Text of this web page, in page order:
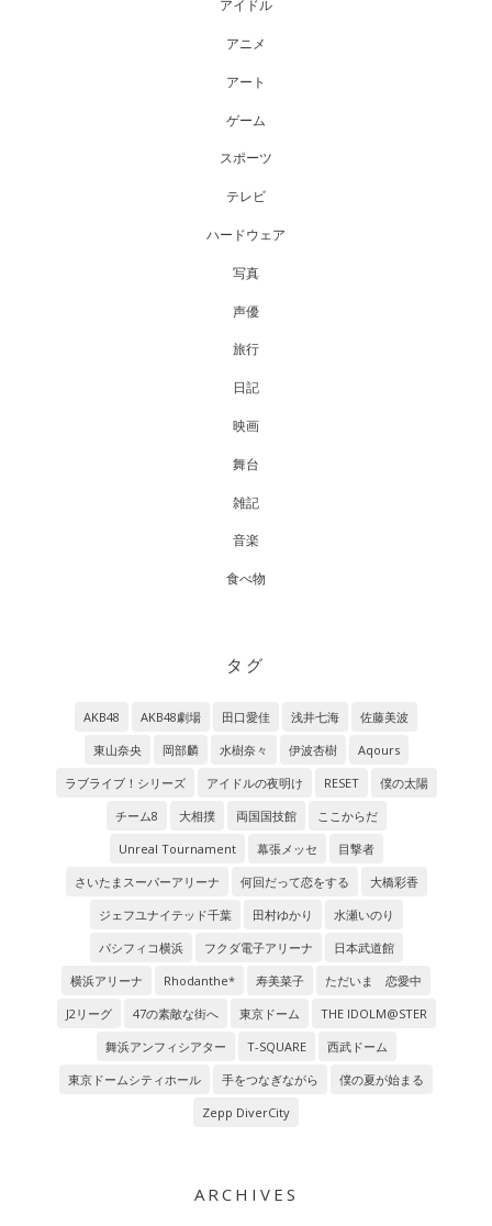
アイドル
アニメ
アート
ゲーム
スポーツ
テレビ
ハードウェア
写真
声優
旅行
日記
映画
舞台
雑記
音楽
食べ物
タグ
AKB48 AKB48劇場 田口愛佳 浅井七海
佐藤美波
東山奈央
岡部麟 水樹奈々 伊波杏樹
Aqours
ラブライブ！シリーズ
アイドルの夜明け RESET
僕の太陽
チーム8
大相撲 両国国技館
ここからだ
Unreal Tournament
幕張メッセ
目撃者
さいたまスーパーアリーナ
何回だって恋をする
大橋彩香
ジェフユナイテッド千葉
田村ゆかり
水瀬いのり
パシフィコ横浜
フクダ電子アリーナ
日本武道館
横浜アリーナ
Rhodanthe* 寿美菜子
ただいま 恋愛中
J2リーグ
47の素敵な街へ 東京ドーム
THE IDOLM@STER
舞浜アンフィシアター
T-SQUARE
西武ドーム
東京ドームシティホール
手をつなぎながら
僕の夏が始まる
Zepp DiverCity
ARCHIVES